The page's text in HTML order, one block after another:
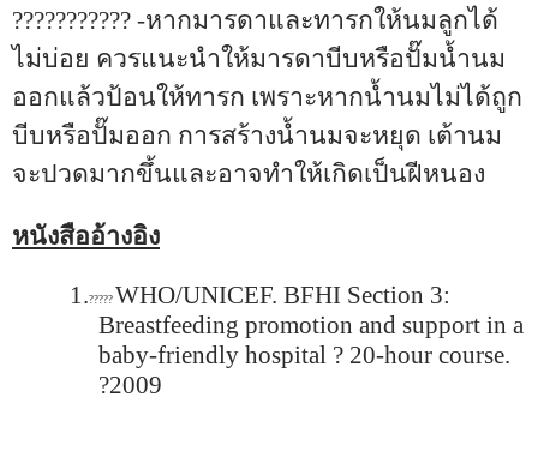
??????????? -หากมารดาและทารกให้นมลูกได้
ไม่บ่อย ควรแนะนำให้มารดาบีบหรือปั๊มน้ำนม
ออกแล้วป้อนให้ทารก เพราะหากน้ำนมไม่ได้ถูก
บีบหรือปั๊มออก การสร้างน้ำนมจะหยุด เต้านม
จะปวดมากขึ้นและอาจทำให้เกิดเป็นฝีหนอง
หนังสืออ้างอิง
1.????? WHO/UNICEF. BFHI Section 3:
Breastfeeding promotion and support in a
baby-friendly hospital ? 20-hour course.
?2009